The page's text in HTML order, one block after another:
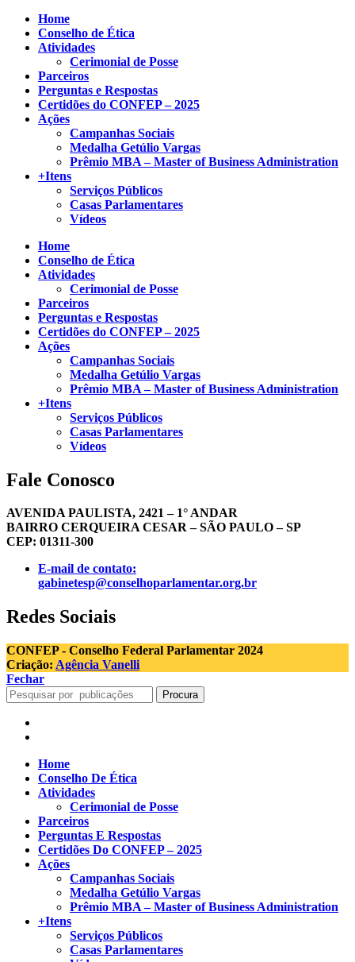
Home
Conselho de Ética
Atividades
Cerimonial de Posse
Parceiros
Perguntas e Respostas
Certidões do CONFEP – 2025
Ações
Campanhas Sociais
Medalha Getúlio Vargas
Prêmio MBA – Master of Business Administration
+Itens
Serviços Públicos
Casas Parlamentares
Vídeos
Home
Conselho de Ética
Atividades
Cerimonial de Posse
Parceiros
Perguntas e Respostas
Certidões do CONFEP – 2025
Ações
Campanhas Sociais
Medalha Getúlio Vargas
Prêmio MBA – Master of Business Administration
+Itens
Serviços Públicos
Casas Parlamentares
Vídeos
Fale Conosco
AVENIDA PAULISTA, 2421 – 1° ANDAR
BAIRRO CERQUEIRA CESAR – SÃO PAULO – SP
CEP: 01311-300
E-mail de contato:
gabinetesp@conselhoparlamentar.org.br
Redes Sociais
CONFEP - Conselho Federal Parlamentar 2024
Criação: Agência Vanelli
Fechar
Procura
Home
Conselho De Ética
Atividades
Cerimonial de Posse
Parceiros
Perguntas E Respostas
Certidões Do CONFEP – 2025
Ações
Campanhas Sociais
Medalha Getúlio Vargas
Prêmio MBA – Master of Business Administration
+Itens
Serviços Públicos
Casas Parlamentares